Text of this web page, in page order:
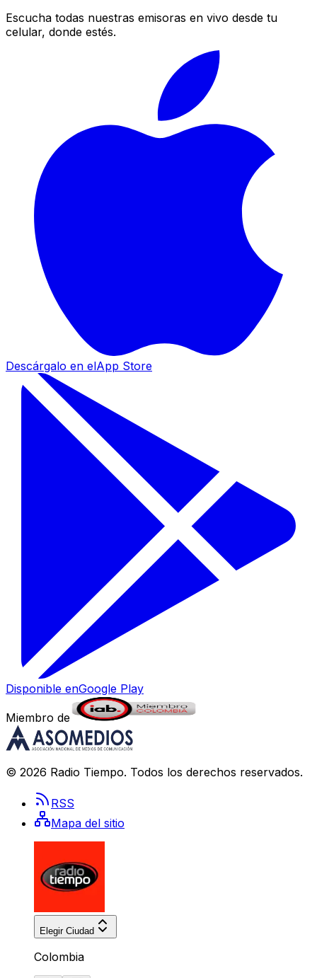
Escucha todas nuestras emisoras en vivo desde tu
celular, donde estés.
Descárgalo en elApp Store
Disponible enGoogle Play
Miembro de
© 2026 Radio Tiempo. Todos los derechos reservados.
RSS
Mapa del sitio
Elegir Ciudad
Colombia